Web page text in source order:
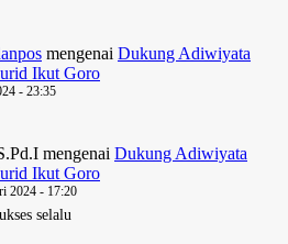
mengenai Dukung Adiwiyata
Ikut Goro
- 23:35
mengenai Dukung Adiwiyata
Ikut Goro
2024 - 17:20
selalu